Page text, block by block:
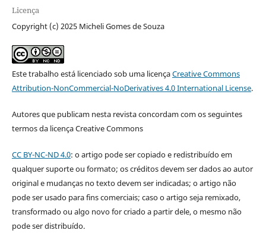
Licença
Copyright (c) 2025 Micheli Gomes de Souza
Este trabalho está licenciado sob uma licençaCreative Commons
Attribution-NonCommercial-NoDerivatives 4.0 International License.
Autores que publicam nesta revista concordam com os seguintes
termos da licença Creative Commons
CC BY-NC-ND 4.0: o artigo pode ser copiado e redistribuído em
qualquer suporte ou formato; os créditos devem ser dados ao autor
original e mudanças no texto devem ser indicadas; o artigo não
pode ser usado para fins comerciais; caso o artigo seja remixado,
transformado ou algo novo for criado a partir dele, o mesmo não
pode ser distribuído.